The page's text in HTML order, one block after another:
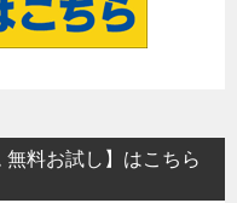
無料お試し】はこちら